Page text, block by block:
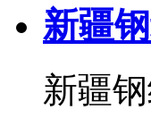
新疆
新疆